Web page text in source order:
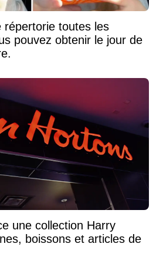
répertorie toutes les
pouvez obtenir le jour de
une collection Harry
boissons et articles de